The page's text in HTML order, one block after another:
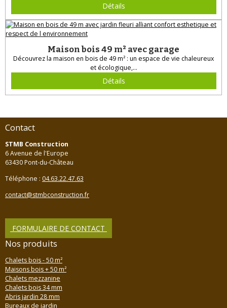
Détails
Maison bois 49 m² avec garage
Découvrez la maison en bois de 49 m² : un espace de vie chaleureux
et écologique,...
Détails
Contact
STMB Construction
6 Avenue de l'Europe
63430 Pont-du-Château
Téléphone : 04.63.22.47.63
contact@stmbconstruction.fr
FORMULAIRE DE CONTACT
Nos produits
Chalets bois - 50 m²
Maisons bois + 50 m²
Chalets mezzanine
Chalets bois 34 mm
Abris jardin 28 mm
Bureaux de jardin